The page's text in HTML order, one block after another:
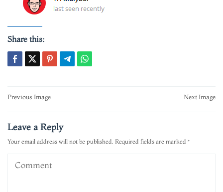
Share this:
Post
Previous Image Next Image
Leave a Reply
Your email address will not be published. Required fields are marked *